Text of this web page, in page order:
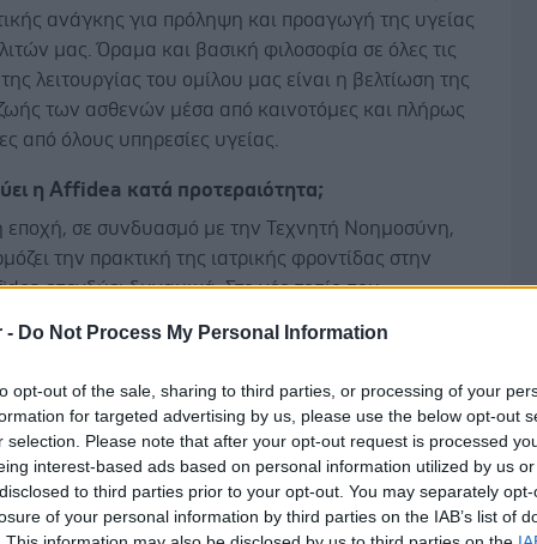
- Do Not Process My Personal Information
opt-out of the sale, sharing to third parties, or processing of your
for targeted advertising by us, please use the below opt-out
selection. Please note that after your opt-out request is processed
interest-based ads based on personal information utilized by us
to third parties prior to your opt-out. You may separately
of your personal information by third parties on the IAB’s list of
ανάγκης για πρόληψη και προαγωγή της υγείας
μας. Όραμα και βασική φιλοσοφία σε όλες τις
λειτουργίας του ομίλου μας είναι η βελτίωση της
των ασθενών μέσα από καινοτόμες και πλήρως
από όλους υπηρεσίες υγείας.
η Affidea κατά προτεραιότητα;
σε συνδυασμό με την Τεχνητή Νοημοσύνη,
την πρακτική της ιατρικής φροντίδας στην
επενδύει δυναμικά. Στο νέο τοπίο που
επενδύσεων, τη συμβολή στην εξέλιξη της
ανθρώπινο δυναμικό, με στόχο να παραμένουμε
πρώτη γραμμή.
οι τελευταίες εξελίξεις στον τομέα των
καινοτόμων λύσεων στην υγεία;